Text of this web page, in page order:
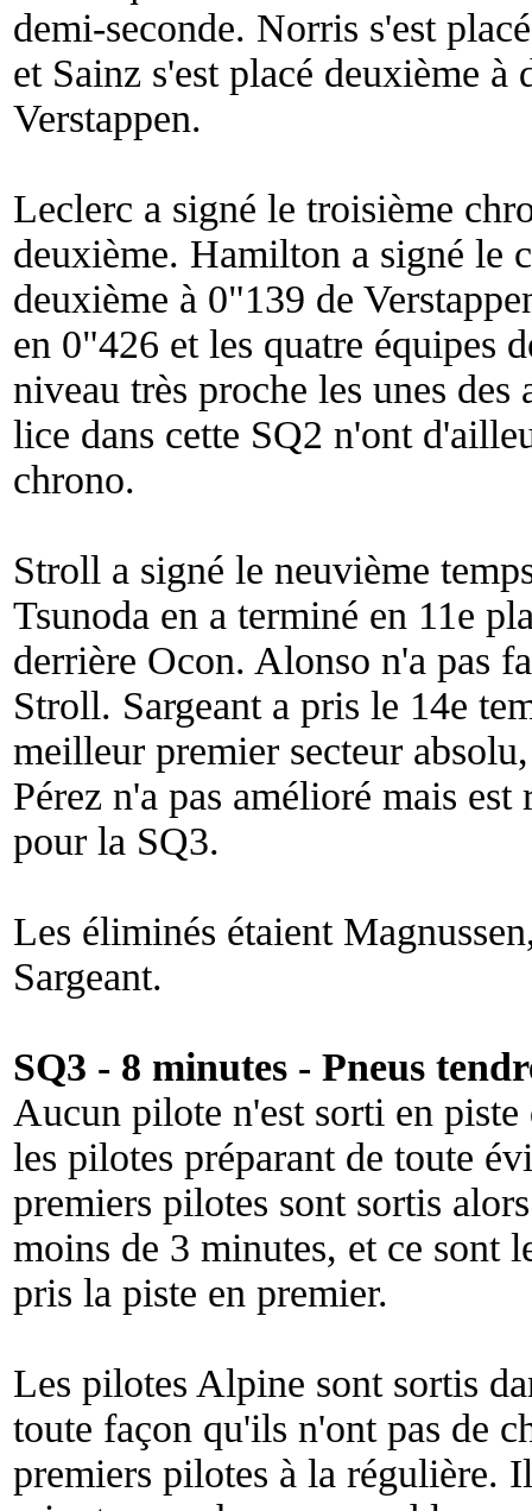
demi-seconde. Norris s'est
et Sainz s'est placé deuxième
Verstappen.
Leclerc a signé le troisième
deuxième. Hamilton a signé le
deuxième à 0"139 de
en 0"426 et les quatre équipes
niveau très proche les unes des
lice dans cette SQ2 n'ont
chrono.
Stroll a signé le neuvième
Tsunoda en a terminé en 11e
derrière Ocon. Alonso n'a pas
Stroll. Sargeant a pris le 14e
meilleur premier secteur
Pérez n'a pas amélioré mais
pour la SQ3.
Les éliminés étaient
Sargeant.
SQ3 - 8 minutes - Pneus
Aucun pilote n'est sorti en piste
les pilotes préparant de toute
premiers pilotes sont sortis
moins de 3 minutes, et ce sont
pris la piste en premier.
Les pilotes Alpine sont sortis
toute façon qu'ils n'ont pas de
premiers pilotes à la régulière.